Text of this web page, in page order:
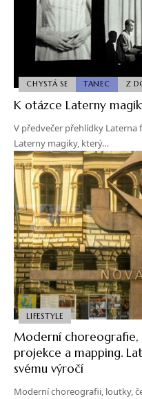
CHYSTÁ SE TANEC Z
K otázce Laterny
V předvečer přehlídky
Laterny magiky, který…
LIFESTYLE
Moderní choreografie,
projekce a mapping.
svému výročí
Moderní choreografii, loutky,